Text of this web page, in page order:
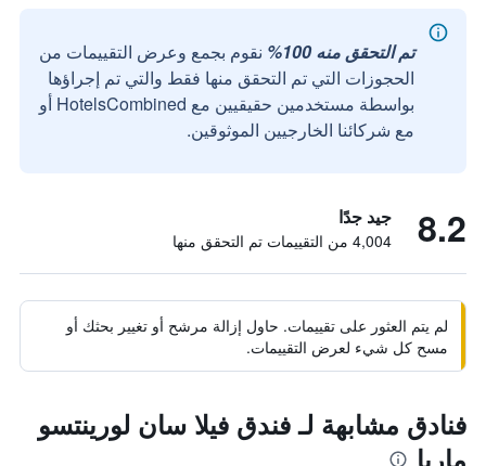
تم التحقق منه 100%
نقوم بجمع وعرض التقييمات من
الحجوزات التي تم التحقق منها فقط والتي تم إجراؤها
بواسطة مستخدمين حقيقيين مع HotelsCombined أو
مع شركائنا الخارجيين الموثوقين.
8.2 جيد جدًا
4,004 من التقييمات تم التحقق منها
لم يتم العثور على تقييمات. حاول إزالة مرشح أو تغيير بحثك أو
مسح كل شيء لعرض التقييمات.
فنادق مشابهة لـ فندق فيلا سان لورينتسو
ماريا